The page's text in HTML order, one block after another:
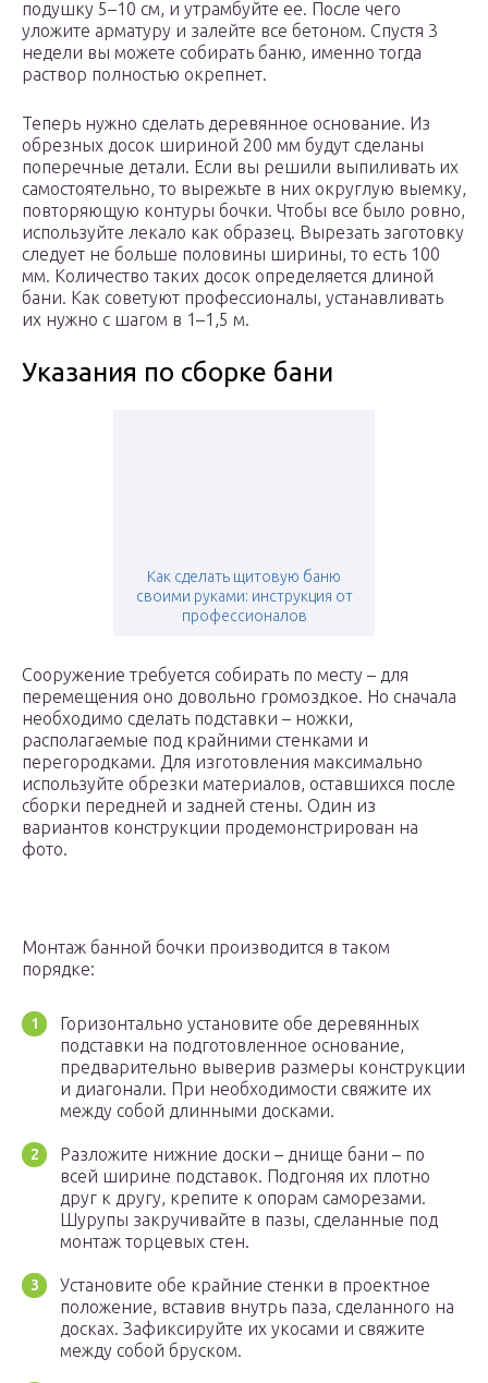
подушку 5–10 см, и утрамбуйте ее. После чего
уложите арматуру и залейте все бетоном. Спустя 3
недели вы можете собирать баню, именно тогда
раствор полностью окрепнет.
Теперь нужно сделать деревянное основание. Из
обрезных досок шириной 200 мм будут сделаны
поперечные детали. Если вы решили выпиливать их
самостоятельно, то вырежьте в них округлую выемку,
повторяющую контуры бочки. Чтобы все было ровно,
используйте лекало как образец. Вырезать заготовку
следует не больше половины ширины, то есть 100
мм. Количество таких досок определяется длиной
бани. Как советуют профессионалы, устанавливать
их нужно с шагом в 1–1,5 м.
Указания по сборке бани
Как сделать щитовую баню
своими руками: инструкция от
профессионалов
Сооружение требуется собирать по месту – для
перемещения оно довольно громоздкое. Но сначала
необходимо сделать подставки – ножки,
располагаемые под крайними стенками и
перегородками. Для изготовления максимально
используйте обрезки материалов, оставшихся после
сборки передней и задней стены. Один из
вариантов конструкции продемонстрирован на
фото.
Монтаж банной бочки производится в таком
порядке:
Горизонтально установите обе деревянных
подставки на подготовленное основание,
предварительно выверив размеры конструкции
и диагонали. При необходимости свяжите их
между собой длинными досками.
Разложите нижние доски – днище бани – по
всей ширине подставок. Подгоняя их плотно
друг к другу, крепите к опорам саморезами.
Шурупы закручивайте в пазы, сделанные под
монтаж торцевых стен.
Установите обе крайние стенки в проектное
положение, вставив внутрь паза, сделанного на
досках. Зафиксируйте их укосами и свяжите
между собой бруском.